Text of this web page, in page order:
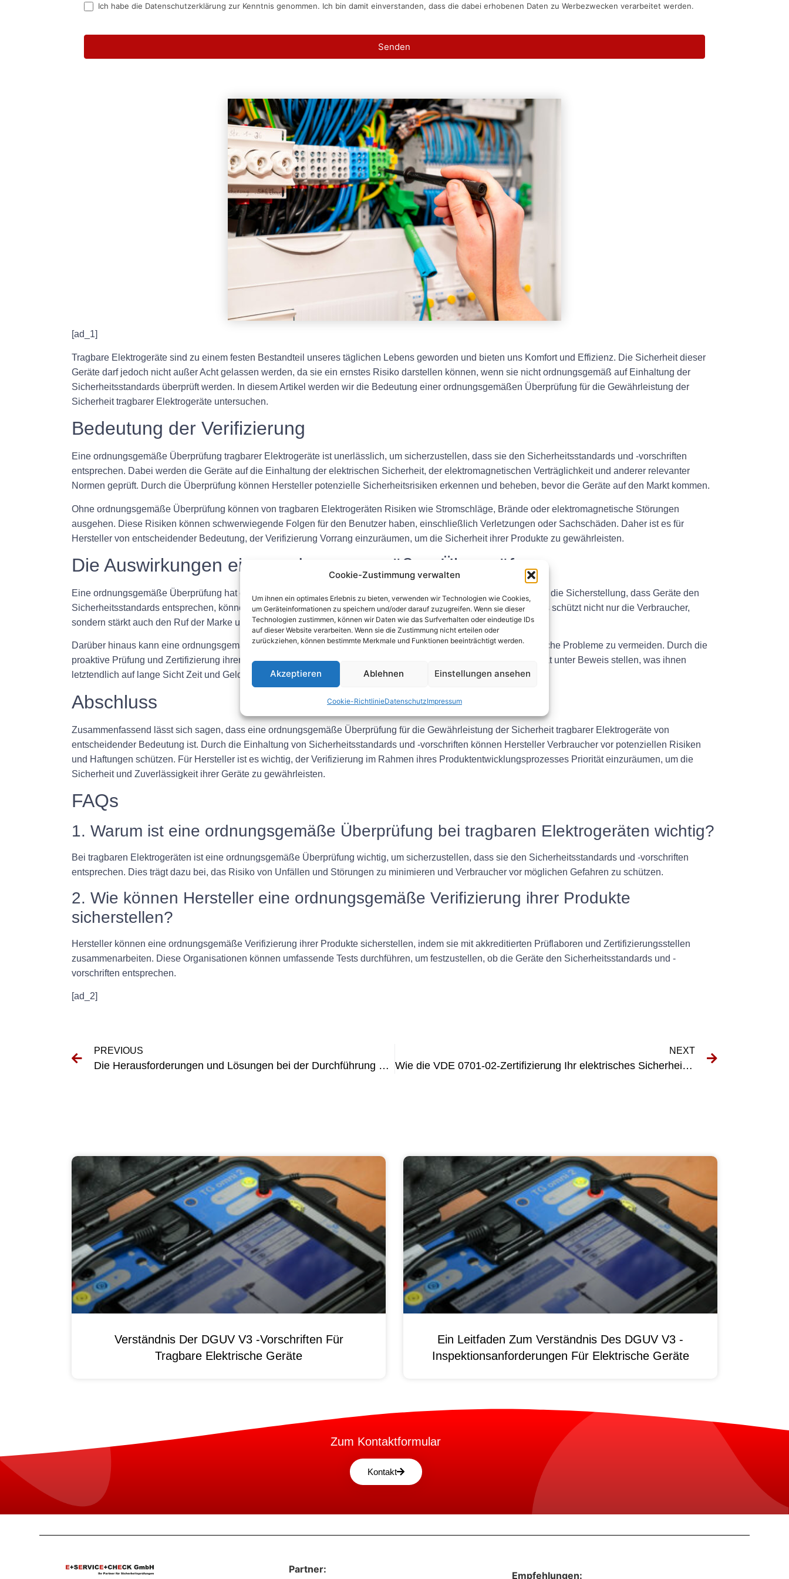
Cookie-Zustimmung verwalten
Um ihnen ein optimales Erlebnis zu bieten, verwenden wir Technologien wie Cookies,
um Geräteinformationen zu speichern und/oder darauf zuzugreifen. Wenn sie dieser
Technologien zustimmen, können wir Daten wie das Surfverhalten oder eindeutige IDs
auf dieser Website verarbeiten. Wenn sie die Zustimmung nicht erteilen oder
zurückziehen, können bestimmte Merkmale und Funktionen beeinträchtigt werden.
Akzeptieren Ablehnen Einstellungen ansehen
Cookie-RichtlinieDatenschutzImpressum
Ich habe die Datenschutzerklärung zur Kenntnis genommen. Ich bin damit einverstanden, dass die dabei erhobenen Daten zu Werbezwecken verarbeitet werden.
Senden
[ad_1]
Tragbare Elektrogeräte sind zu einem festen Bestandteil unseres täglichen Lebens geworden und bieten uns Komfort und Effizienz. Die Sicherheit dieser
Geräte darf jedoch nicht außer Acht gelassen werden, da sie ein ernstes Risiko darstellen können, wenn sie nicht ordnungsgemäß auf Einhaltung der
Sicherheitsstandards überprüft werden. In diesem Artikel werden wir die Bedeutung einer ordnungsgemäßen Überprüfung für die Gewährleistung der
Sicherheit tragbarer Elektrogeräte untersuchen.
Bedeutung der Verifizierung
Eine ordnungsgemäße Überprüfung tragbarer Elektrogeräte ist unerlässlich, um sicherzustellen, dass sie den Sicherheitsstandards und -vorschriften
entsprechen. Dabei werden die Geräte auf die Einhaltung der elektrischen Sicherheit, der elektromagnetischen Verträglichkeit und anderer relevanter
Normen geprüft. Durch die Überprüfung können Hersteller potenzielle Sicherheitsrisiken erkennen und beheben, bevor die Geräte auf den Markt kommen.
Ohne ordnungsgemäße Überprüfung können von tragbaren Elektrogeräten Risiken wie Stromschläge, Brände oder elektromagnetische Störungen
ausgehen. Diese Risiken können schwerwiegende Folgen für den Benutzer haben, einschließlich Verletzungen oder Sachschäden. Daher ist es für
Hersteller von entscheidender Bedeutung, der Verifizierung Vorrang einzuräumen, um die Sicherheit ihrer Produkte zu gewährleisten.
Die Auswirkungen einer ordnungsgemäßen Überprüfung
Eine ordnungsgemäße Überprüfung hat erhebliche Auswirkungen auf die Sicherheit tragbarer Elektrogeräte. Durch die Sicherstellung, dass Geräte den
Sicherheitsstandards entsprechen, können Hersteller das Risiko von Unfällen und Fehlfunktionen minimieren. Dies schützt nicht nur die Verbraucher,
sondern stärkt auch den Ruf der Marke und schafft Vertrauen bei den Kunden.
Darüber hinaus kann eine ordnungsgemäße Überprüfung den Herstellern helfen, kostspielige Rückrufe und rechtliche Probleme zu vermeiden. Durch die
proaktive Prüfung und Zertifizierung ihrer Produkte können Hersteller ihr Engagement für Sicherheit und Konformität unter Beweis stellen, was ihnen
letztendlich auf lange Sicht Zeit und Geld sparen kann.
Abschluss
Zusammenfassend lässt sich sagen, dass eine ordnungsgemäße Überprüfung für die Gewährleistung der Sicherheit tragbarer Elektrogeräte von
entscheidender Bedeutung ist. Durch die Einhaltung von Sicherheitsstandards und -vorschriften können Hersteller Verbraucher vor potenziellen Risiken
und Haftungen schützen. Für Hersteller ist es wichtig, der Verifizierung im Rahmen ihres Produktentwicklungsprozesses Priorität einzuräumen, um die
Sicherheit und Zuverlässigkeit ihrer Geräte zu gewährleisten.
FAQs
1. Warum ist eine ordnungsgemäße Überprüfung bei tragbaren Elektrogeräten wichtig?
Bei tragbaren Elektrogeräten ist eine ordnungsgemäße Überprüfung wichtig, um sicherzustellen, dass sie den Sicherheitsstandards und -vorschriften
entsprechen. Dies trägt dazu bei, das Risiko von Unfällen und Störungen zu minimieren und Verbraucher vor möglichen Gefahren zu schützen.
2. Wie können Hersteller eine ordnungsgemäße Verifizierung ihrer Produkte
sicherstellen?
Hersteller können eine ordnungsgemäße Verifizierung ihrer Produkte sicherstellen, indem sie mit akkreditierten Prüflaboren und Zertifizierungsstellen
zusammenarbeiten. Diese Organisationen können umfassende Tests durchführen, um festzustellen, ob die Geräte den Sicherheitsstandards und -
vorschriften entsprechen.
[ad_2]
PREVIOUS
Die Herausforderungen und Lösungen bei der Durchführung von Messungen in elektrischen Anlagen
NEXT
Wie die VDE 0701-02-Zertifizierung Ihr elektrisches Sicherheitsprogramm verbessern kann
Verständnis Der DGUV V3 -Vorschriften Für
Tragbare Elektrische Geräte
Ein Leitfaden Zum Verständnis Des DGUV V3 -
Inspektionsanforderungen Für Elektrische Geräte
Zum Kontaktformular
Kontakt
Partner:
Empfehlungen: